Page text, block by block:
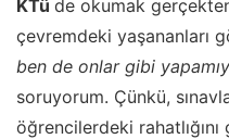
KTü de okumak
çevremdeki yaşananları
ben de onlar gibi
soruyorum. Çünkü,
öğrencilerdeki